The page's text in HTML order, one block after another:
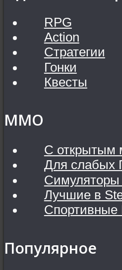
RPG
Action
Стратегии
Гонки
Квесты
MMO
С открытым
Для слабых
Лучшие в
Спортивные
Популярное